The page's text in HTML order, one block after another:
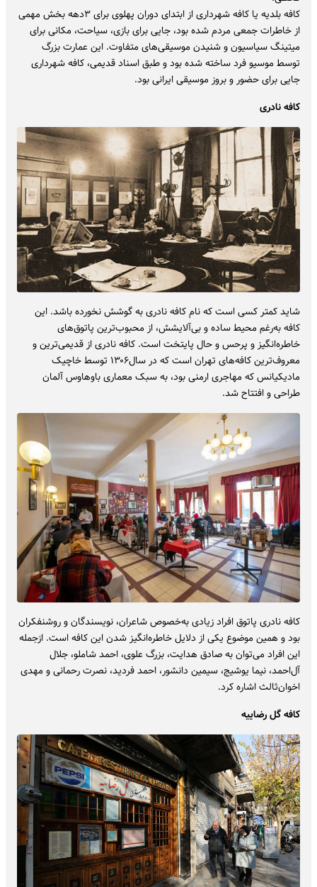
کافه بلدیه یا کافه شهرداری از ابتدای دوران پهلوی برای ۳دهه بخش مهمی
از خاطرات جمعی مردم شده بود، جایی برای بازی، سیاحت، مکانی برای
میتینگ سیاسیون و شنیدن موسیقی‌های متفاوت. این عمارت بزرگ
توسط موسیو فرد ساخته شده بود و طبق اسناد قدیمی، کافه شهرداری
جایی برای حضور و بروز موسیقی ایرانی بود.
کافه نادری
شاید کمتر کسی است که نام کافه نادری به گوشش نخورده باشد. این
کافه به‌رغم محیط ساده و بی‌آلایشش، از محبوب‌ترین پاتوق‌های
خاطره‌انگیز و پرحس و حال پایتخت است. کافه نادری از قدیمی‌ترین و
معروف‌ترین کافه‌های تهران است که در سال۱۳۰۶ توسط خاچیک
مادیکیانس که مهاجری ارمنی بود، به سبک معماری باوهاوس آلمان
طراحی و افتتاح شد.
کافه نادری پاتوق افراد زیادی به‌خصوص شاعران، نویسندگان و روشنفکران
بود و همین موضوع یکی از دلایل خاطره‌انگیز شدن این کافه است. ازجمله
این افراد می‌توان به صادق هدایت، بزرگ علوی، احمد شاملو، جلال
‌آل‌احمد، نیما یوشیج، سیمین دانشور، احمد فردید، نصرت رحمانی و مهدی
اخوان‌ثالث اشاره‌ کرد.
کافه گل رضاییه